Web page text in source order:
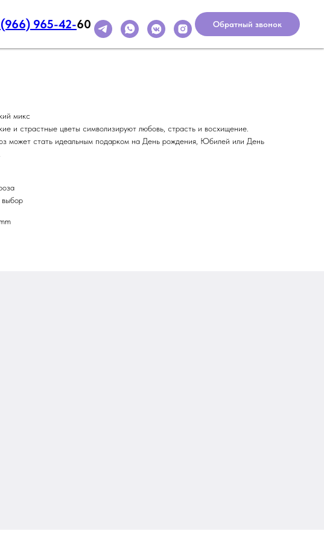
(966) 965-42-60 Обратный звонок
микс
микс
и страстные цветы символизируют любовь, страсть и восхищение.
может стать идеальным подарком на День рождения, Юбилей или День
выбор